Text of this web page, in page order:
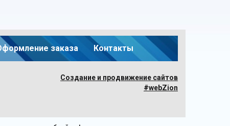
заказа Контакты
Создание и продвижение сайтов
#webZion